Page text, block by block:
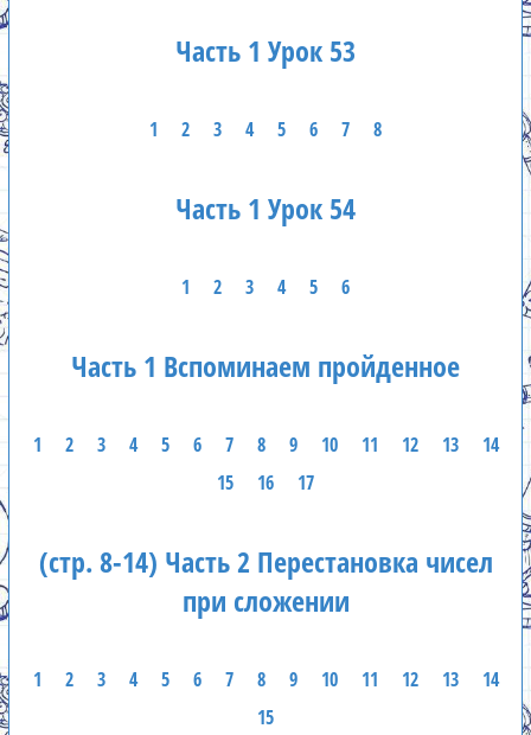
Часть 1 Урок 53
1 2 3 4 5 6 7 8
Часть 1 Урок 54
1 2 3 4 5 6
Часть 1 Вспоминаем пройденное
1 2 3 4 5 6 7 8 9 10 11 12 13
14
15
16 17
(стр. 8-14) Часть 2 Перестановка чисел
при сложении
1 2 3 4 5 6 7 8 9 10 11 12 13
14
15